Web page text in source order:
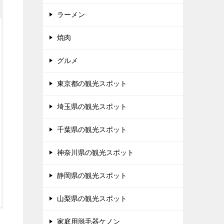
ラーメン
焼肉
グルメ
東京都の観光スポット
埼玉県の観光スポット
千葉県の観光スポット
神奈川県の観光スポット
静岡県の観光スポット
山梨県の観光スポット
家庭用脱毛器ケノン